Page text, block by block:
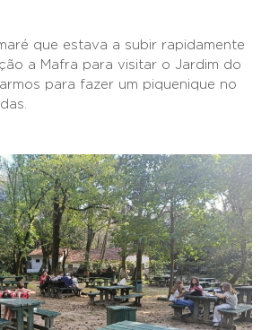
que estava a subir rapidamente
a Mafra para visitar o Jardim do
para fazer um piquenique no